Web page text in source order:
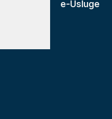
e-Usluge